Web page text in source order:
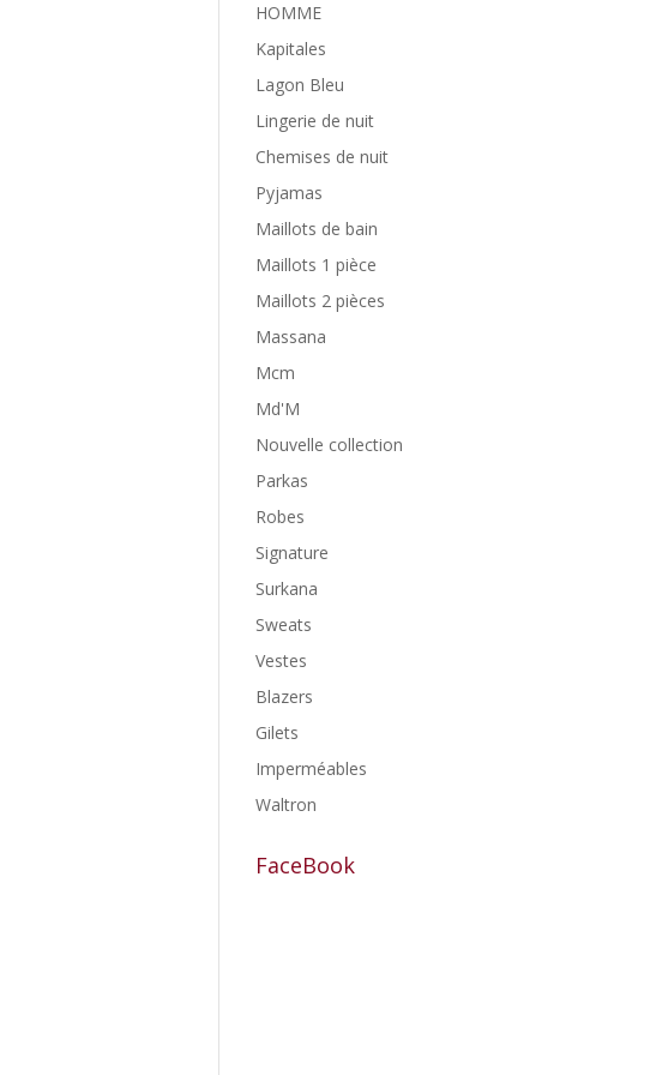
HOMME
Kapitales
Lagon Bleu
Lingerie de nuit
Chemises de nuit
Pyjamas
Maillots de bain
Maillots 1 pièce
Maillots 2 pièces
Massana
Mcm
Md'M
Nouvelle collection
Parkas
Robes
Signature
Surkana
Sweats
Vestes
Blazers
Gilets
Imperméables
Waltron
FaceBook